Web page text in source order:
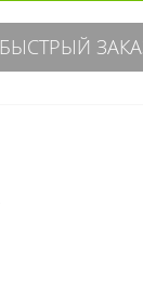
БЫСТРЫЙ